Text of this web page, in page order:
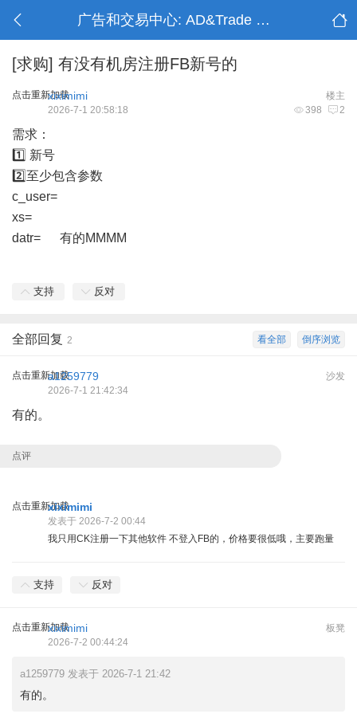
广告和交易中心: AD&Trade Center
[求购] 有没有机房注册FB新号的
点击重新加载 楼主
xiximimi
398 2
2026-7-1 20:58:18
需求：
1️⃣ 新号
2️⃣至少包含参数
c_user=
xs=
datr= 有的MMMM
支持 反对
倒序浏览
看全部
全部回复 2
点击重新加载 沙发
a1259779
2026-7-1 21:42:34
有的。
点评
点击重新加载xiximimi
发表于 2026-7-2 00:44
我只用CK注册一下其他软件 不登入FB的，价格要很低哦，主要跑量
支持 反对
点击重新加载 板凳
xiximimi
2026-7-2 00:44:24
a1259779 发表于 2026-7-1 21:42
有的。